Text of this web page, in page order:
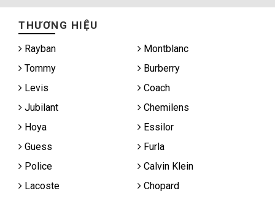
THƯƠNG HIỆU
Rayban
Montblanc
Tommy
Burberry
Levis
Coach
Jubilant
Chemilens
Hoya
Essilor
Guess
Furla
Police
Calvin Klein
Lacoste
Chopard